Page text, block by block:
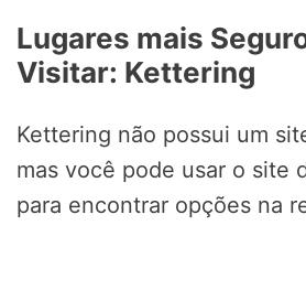
Lugares mais
Visitar: Kettering
Kettering não possui um
mas você pode usar o site
para encontrar opções na